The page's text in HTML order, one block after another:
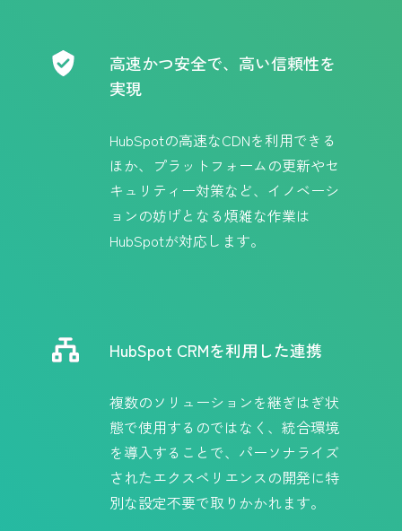
高速かつ安全で、高い信頼性を
実現
HubSpotの高速なCDNを利用できる
ほか、プラットフォームの更新やセ
キュリティー対策など、イノベーシ
ョンの妨げとなる煩雑な作業は
HubSpotが対応します。
HubSpot CRMを利用した連携
複数のソリューションを継ぎはぎ状
態で使用するのではなく、統合環境
を導入することで、パーソナライズ
されたエクスペリエンスの開発に特
別な設定不要で取りかかれます。